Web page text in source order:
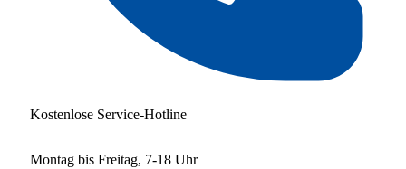
Kostenlose Service-Hotline
Montag bis Freitag, 7-18 Uhr